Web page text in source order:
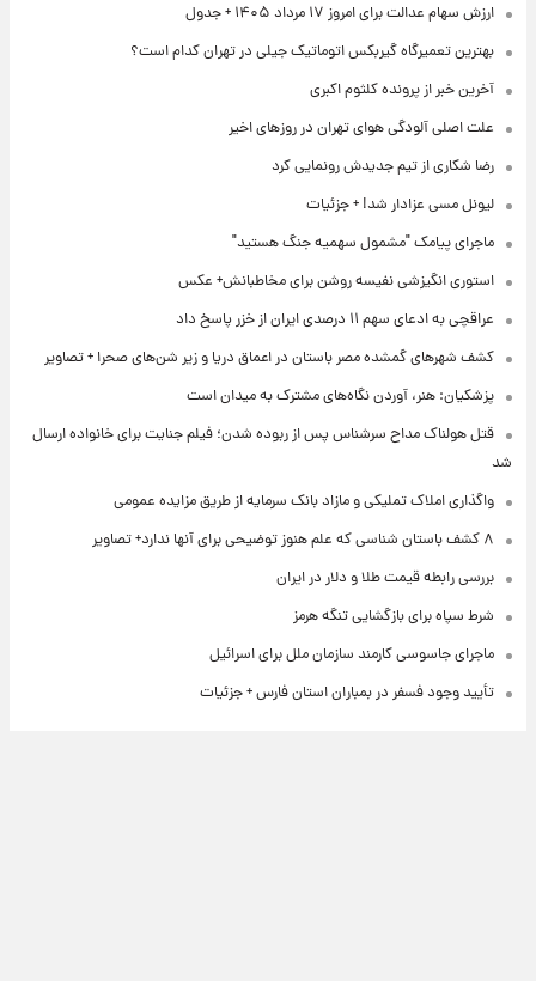
ارزش سهام عدالت برای امروز ۱۷ مرداد ۱۴۰۵ + جدول
بهترین تعمیرگاه گیربکس اتوماتیک جیلی در تهران کدام است؟
آخرین خبر از پرونده کلثوم اکبری
علت اصلی آلودگی هوای تهران در روزهای اخیر
رضا شکاری از تیم جدیدش رونمایی کرد
لیونل مسی عزادار شد! + جزئیات
ماجرای پیامک "مشمول سهمیه جنگ هستید"
استوری انگیزشی نفیسه روشن برای مخاطبانش+ عکس
عراقچی به ادعای سهم ۱۱ درصدی ایران از خزر پاسخ داد
کشف شهرهای گمشده مصر باستان در اعماق دریا و زیر شن‌های صحرا + تصاویر
پزشکیان: هنر، آوردن نگاه‌های مشترک به میدان است
قتل هولناک مداح سرشناس پس از ربوده شدن؛ فیلم جنایت برای خانواده ارسال
شد
واگذاری املاک تملیکی و مازاد بانک سرمایه از طریق مزایده عمومی
۸ کشف باستان شناسی که علم هنوز توضیحی برای آنها ندارد+ تصاویر
بررسی رابطه قیمت طلا و دلار در ایران
شرط سپاه برای بازگشایی تنگه هرمز
ماجرای جاسوسی کارمند سازمان ملل برای اسرائیل
تأیید وجود فسفر در بمباران استان فارس + جزئیات